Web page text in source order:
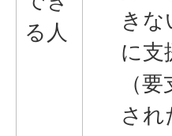
る人
きな
に支
（
され